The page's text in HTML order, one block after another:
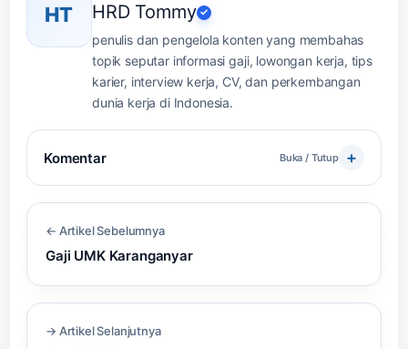
HT HRD Tommy ✓
penulis dan pengelola konten yang membahas
topik seputar informasi gaji, lowongan kerja, tips
karier, interview kerja, CV, dan perkembangan
dunia kerja di Indonesia.
Komentar Buka / Tutup
← Artikel Sebelumnya
Gaji UMK Karanganyar
→ Artikel Selanjutnya